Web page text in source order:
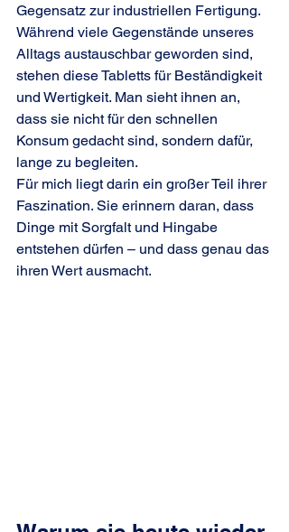
Gegensatz zur industriellen Fertigung.
Während viele Gegenstände unseres
Alltags austauschbar geworden sind,
stehen diese Tabletts für Beständigkeit
und Wertigkeit. Man sieht ihnen an,
dass sie nicht für den schnellen
Konsum gedacht sind, sondern dafür,
lange zu begleiten.
Für mich liegt darin ein großer Teil ihrer
Faszination. Sie erinnern daran, dass
Dinge mit Sorgfalt und Hingabe
entstehen dürfen – und dass genau das
ihren Wert ausmacht.